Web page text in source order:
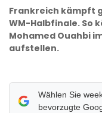
Frankreich kämpft
WM-Halbfinale. So
Mohamed Ouahbi
aufstellen.
Wählen Sie
bevorzugte